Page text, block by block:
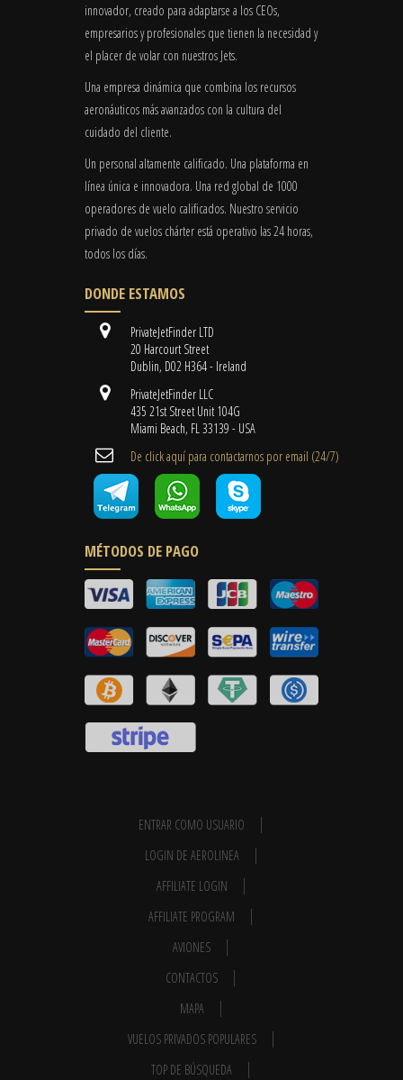
innovador, creado para adaptarse a los CEOs,
empresarios y profesionales que tienen la necesidad y
el placer de volar con nuestros Jets.
Una empresa dinámica que combina los recursos
aeronáuticos más avanzados con la cultura del
cuidado del cliente.
Un personal altamente calificado. Una plataforma en
línea única e innovadora. Una red global de 1000
operadores de vuelo calificados. Nuestro servicio
privado de vuelos chárter está operativo las 24 horas,
todos los días.
DONDE ESTAMOS
PrivateJetFinder LTD
20 Harcourt Street
Dublin, D02 H364 - Ireland
PrivateJetFinder LLC
435 21st Street Unit 104G
Miami Beach, FL 33139 - USA
De click aquí para contactarnos por email ​(24/7)
MÉTODOS DE PAGO
ENTRAR COMO USUARIO
LOGIN DE AEROLINEA
AFFILIATE LOGIN
AFFILIATE PROGRAM
AVIONES
CONTACTOS
MAPA
VUELOS PRIVADOS POPULARES
TOP DE BÚSQUEDA